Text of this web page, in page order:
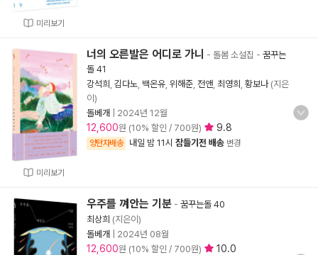
미리보기
미리보기
너의 오른발은 어디로 가니 - 돌봄 소설집 - 꿈꾸는
돌 41
강석희 김다노 백온유 위해준 전앤 최영희 황보나(지은
이)
돌베개
2024년 12월
12,600원 (10% 할인 / 700원) 9.8
양탄자배송 내일 밤 11시 잠들기전 배송 변경
우주를 껴안는 기분 - 꿈꾸는돌 40
최상희 (지은이)
돌베개
2024년 08월
12,600원 (10% 할인 / 700원) 10.0